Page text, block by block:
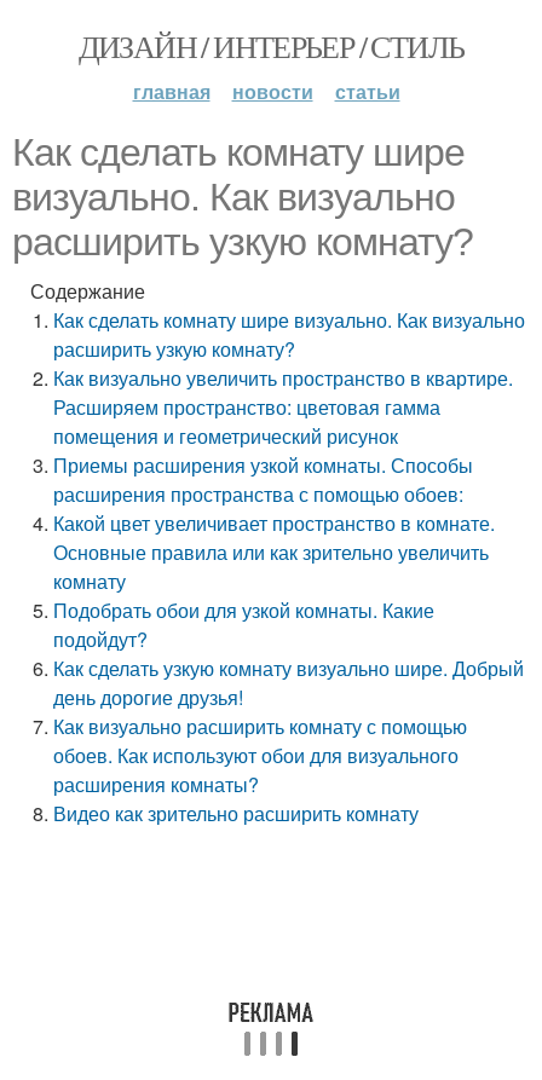
ДИЗАЙН / ИНТЕРЬЕР / СТИЛЬ
главная новости статьи
Как сделать комнату шире
визуально. Как визуально
расширить узкую комнату?
Содержание
Как сделать комнату шире визуально. Как визуально
расширить узкую комнату?
Как визуально увеличить пространство в квартире.
Расширяем пространство: цветовая гамма
помещения и геометрический рисунок
Приемы расширения узкой комнаты. Способы
расширения пространства с помощью обоев:
Какой цвет увеличивает пространство в комнате.
Основные правила или как зрительно увеличить
комнату
Подобрать обои для узкой комнаты. Какие
подойдут?
Как сделать узкую комнату визуально шире. Добрый
день дорогие друзья!
Как визуально расширить комнату с помощью
обоев. Как используют обои для визуального
расширения комнаты?
Видео как зрительно расширить комнату